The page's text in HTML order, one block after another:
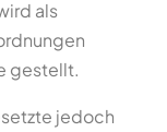
als
gestellt.
jedoch